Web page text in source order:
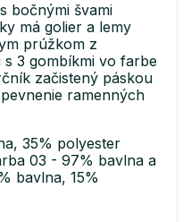
bočnými švami
má golier a lemy
prúžkom z
s 3 gombíkmi vo farbe
začistený páskou
ramenných
35% polyester
03 - 97% bavlna a
bavlna, 15%